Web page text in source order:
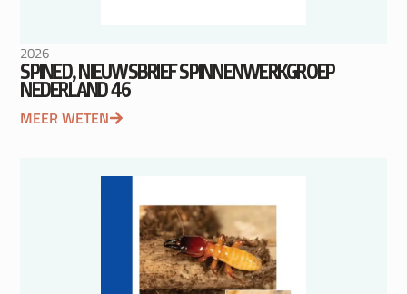
2026
SPINED, NIEUWSBRIEF SPINNENWERKGROEP
NEDERLAND 46
MEER WETEN